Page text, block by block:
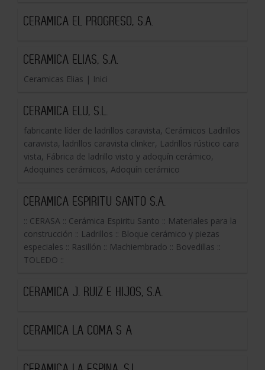
CERAMICA EL PROGRESO, S.A.
CERAMICA ELIAS, S.A.
Ceramicas Elias | Inici
CERAMICA ELU, S.L.
fabricante líder de ladrillos caravista, Cerámicos Ladrillos
caravista, ladrillos caravista clinker, Ladrillos rústico cara
vista, Fábrica de ladrillo visto y adoquín cerámico,
Adoquines cerámicos, Adoquín cerámico
CERAMICA ESPIRITU SANTO S.A.
:: CERASA :: Cerámica Espiritu Santo :: Materiales para la
construcción :: Ladrillos :: Bloque cerámico y piezas
especiales :: Rasillón :: Machiembrado :: Bovedillas ::
TOLEDO ::
CERAMICA J. RUIZ E HIJOS, S.A.
CERAMICA LA COMA S A